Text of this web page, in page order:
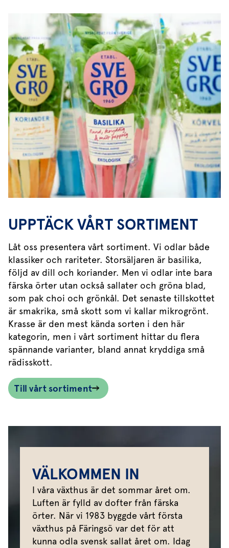
UPPTÄCK VÅRT SORTIMENT
Låt oss presentera vårt sortiment. Vi odlar både
klassiker och rariteter. Storsäljaren är basilika,
följd av dill och koriander. Men vi odlar inte bara
färska örter utan också sallater och gröna blad,
som pak choi och grönkål. Det senaste tillskottet
är smakrika, små skott som vi kallar mikrogrönt.
Krasse är den mest kända sorten i den här
kategorin, men i vårt sortiment hittar du flera
spännande varianter, bland annat kryddiga små
rädisskott.
Till vårt sortiment
VÄLKOMMEN IN
I våra växthus är det sommar året om.
Luften är fylld av dofter från färska
örter. När vi 1983 byggde vårt första
växthus på Färingsö var det för att
kunna odla svensk sallat året om. Idag